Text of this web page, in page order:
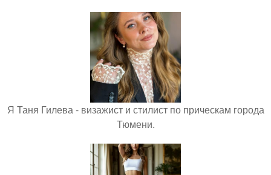
Я Таня Гилева - визажист и стилист по прическам города
Тюмени.